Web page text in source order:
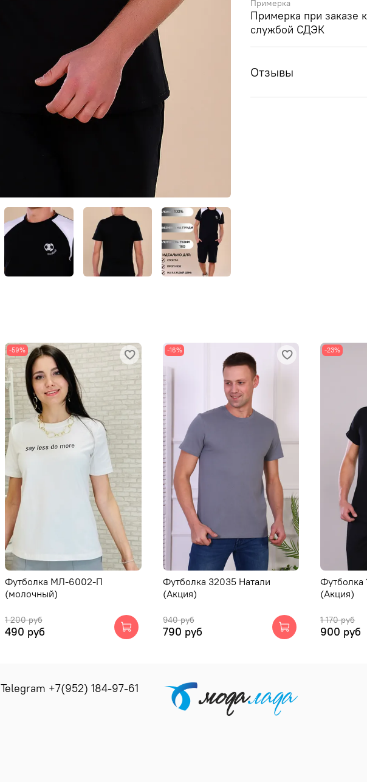
Примерка
Примерка при заказе
службой СДЭК
Отзывы
-59%
Футболка МЛ-6002-П
(молочный)
1 200 руб
490 руб
-16%
Футболка 32035 Натали
(Акция)
940 руб
790 руб
-23%
Футболка
(Акция)
1 170 руб
900 руб
Telegram +7(952) 184-97-61